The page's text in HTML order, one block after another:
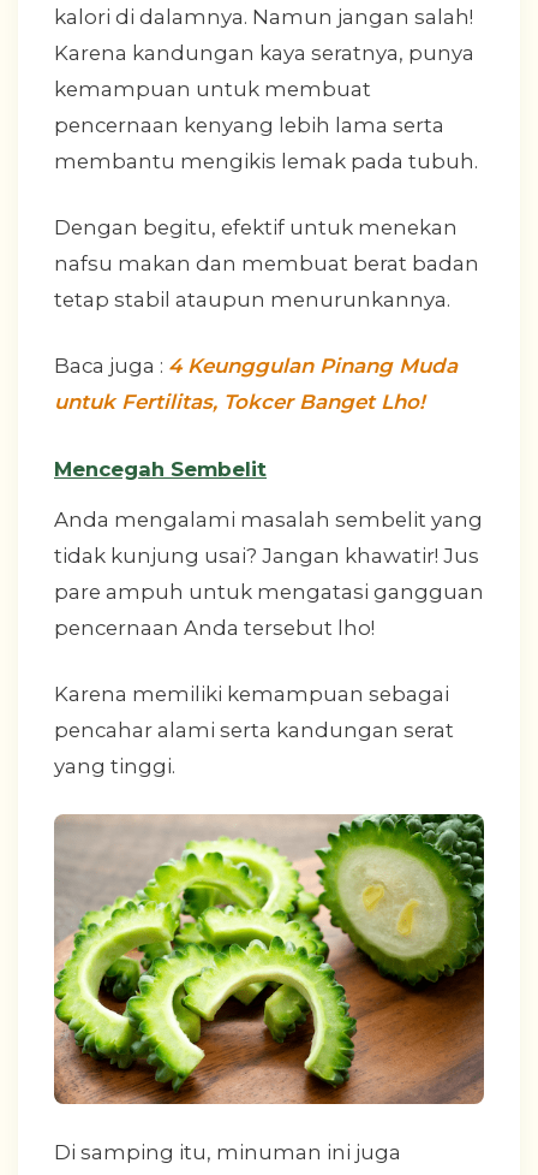
kalori di dalamnya. Namun jangan salah!
Karena kandungan kaya seratnya, punya
kemampuan untuk membuat
pencernaan kenyang lebih lama serta
membantu mengikis lemak pada tubuh.
Dengan begitu, efektif untuk menekan
nafsu makan dan membuat berat badan
tetap stabil ataupun menurunkannya.
Baca juga : 4 Keunggulan Pinang Muda
untuk Fertilitas, Tokcer Banget Lho!
Mencegah Sembelit
Anda mengalami masalah sembelit yang
tidak kunjung usai? Jangan khawatir! Jus
pare ampuh untuk mengatasi gangguan
pencernaan Anda tersebut lho!
Karena memiliki kemampuan sebagai
pencahar alami serta kandungan serat
yang tinggi.
Di samping itu, minuman ini juga